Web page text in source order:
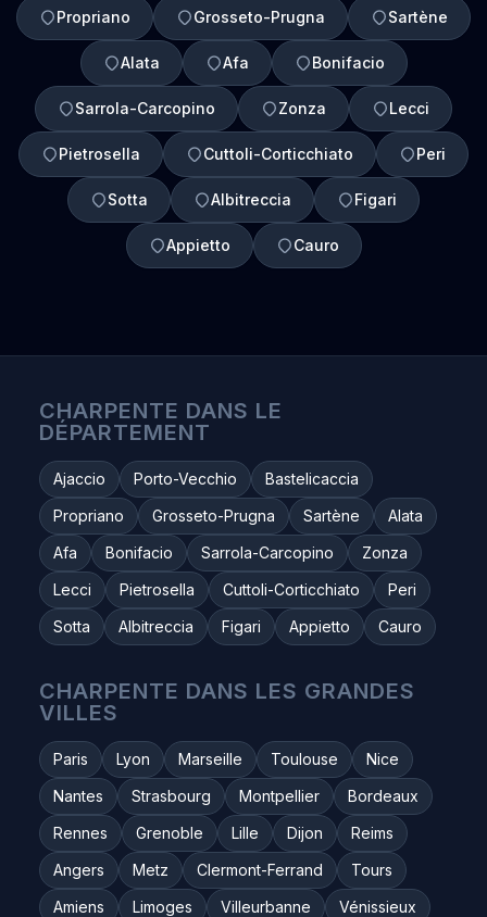
Propriano Grosseto-Prugna Sartène
Alata Afa Bonifacio
Sarrola-Carcopino Zonza Lecci
Pietrosella Cuttoli-Corticchiato Peri
Sotta Albitreccia Figari
Appietto Cauro
CHARPENTE DANS LE
DÉPARTEMENT
Ajaccio Porto-Vecchio
Bastelicaccia
Propriano
Grosseto-Prugna Sartène
Alata
Afa
Bonifacio Sarrola-Carcopino
Zonza
Lecci
Pietrosella Cuttoli-Corticchiato
Peri
Sotta
Albitreccia Figari Appietto Cauro
CHARPENTE DANS LES GRANDES
VILLES
Paris Lyon Marseille Toulouse
Nice
Nantes
Strasbourg Montpellier
Bordeaux
Rennes
Grenoble Lille Dijon
Reims
Angers
Metz Clermont-Ferrand
Tours
Amiens
Limoges Villeurbanne
Vénissieux